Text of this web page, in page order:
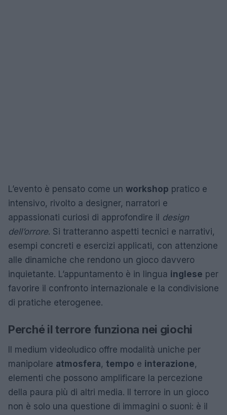
L’evento è pensato come un workshop pratico e
intensivo, rivolto a designer, narratori e
appassionati curiosi di approfondire il design
dell’orrore. Si tratteranno aspetti tecnici e narrativi,
esempi concreti e esercizi applicati, con attenzione
alle dinamiche che rendono un gioco davvero
inquietante. L’appuntamento è in lingua inglese per
favorire il confronto internazionale e la condivisione
di pratiche eterogenee.
Perché il terrore funziona nei giochi
Il medium videoludico offre modalità uniche per
manipolare atmosfera, tempo e interazione,
elementi che possono amplificare la percezione
della paura più di altri media. Il terrore in un gioco
non è solo una questione di immagini o suoni: è il